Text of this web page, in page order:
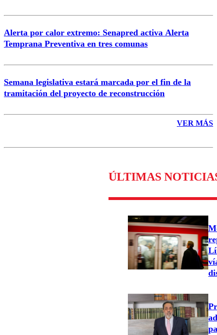
Alerta por calor extremo: Senapred activa Alerta
Temprana Preventiva en tres comunas
Semana legislativa estará marcada por el fin de la
tramitación del proyecto de reconstrucción
VER MÁS
ÚLTIMAS